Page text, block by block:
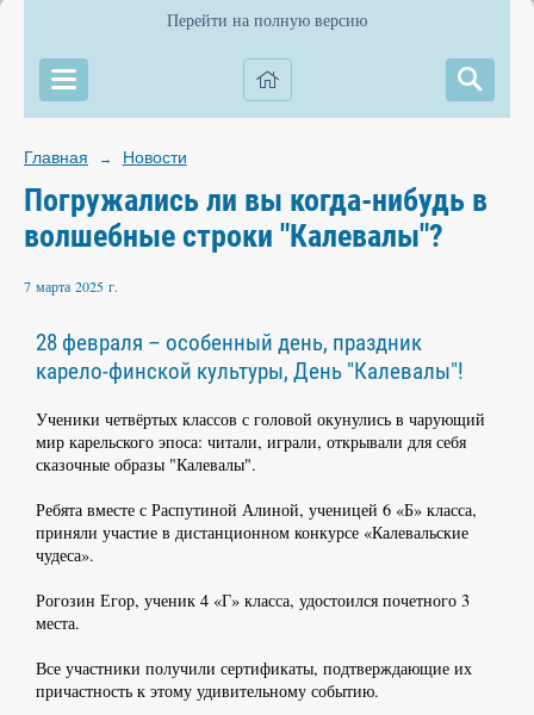
Перейти на полную версию
Главная → Новости
Погружались ли вы когда-нибудь в
волшебные строки "Калевалы"?
7 марта 2025 г.
28 февраля – особенный день, праздник
карело-финской культуры, День "Калевалы"!
Ученики четвёртых классов с головой окунулись в чарующий
мир карельского эпоса: читали, играли, открывали для себя
сказочные образы "Калевалы".
Ребята вместе с Распутиной Алиной, ученицей 6 «Б» класса,
приняли участие в дистанционном конкурсе «Калевальские
чудеса».
Рогозин Егор, ученик 4 «Г» класса, удостоился почетного 3
места.
Все участники получили сертификаты, подтверждающие их
причастность к этому удивительному событию.